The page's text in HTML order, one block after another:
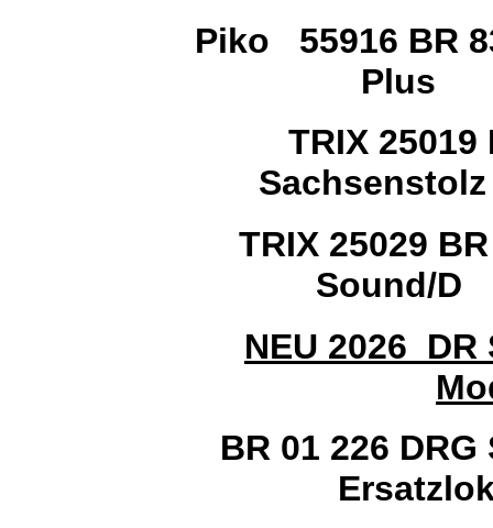
Piko
55916 BR
Plus
TRIX 25019
TRIX 25029
Sound/
NEU 2026 DR
BR 01 226